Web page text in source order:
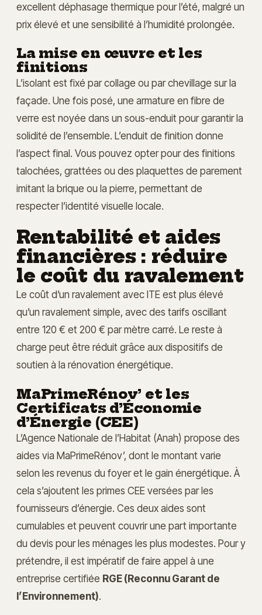
excellent déphasage thermique pour l’été, malgré un
prix élevé et une sensibilité à l’humidité prolongée.
La mise en œuvre et les
finitions
L’isolant est fixé par collage ou par chevillage sur la
façade. Une fois posé, une armature en fibre de
verre est noyée dans un sous-enduit pour garantir la
solidité de l’ensemble. L’enduit de finition donne
l’aspect final. Vous pouvez opter pour des finitions
talochées, grattées ou des plaquettes de parement
imitant la brique ou la pierre, permettant de
respecter l’identité visuelle locale.
Rentabilité et aides
financières : réduire
le coût du ravalement
Le coût d’un ravalement avec ITE est plus élevé
qu’un ravalement simple, avec des tarifs oscillant
entre 120 € et 200 € par mètre carré. Le reste à
charge peut être réduit grâce aux dispositifs de
soutien à la rénovation énergétique.
MaPrimeRénov’ et les
Certificats d’Économie
d’Énergie (CEE)
L’Agence Nationale de l’Habitat (Anah) propose des
aides via MaPrimeRénov’, dont le montant varie
selon les revenus du foyer et le gain énergétique. À
cela s’ajoutent les primes CEE versées par les
fournisseurs d’énergie. Ces deux aides sont
cumulables et peuvent couvrir une part importante
du devis pour les ménages les plus modestes. Pour y
prétendre, il est impératif de faire appel à une
entreprise certifiée RGE (Reconnu Garant de
l’Environnement).